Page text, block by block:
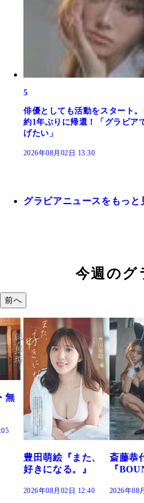
5
俳優としても活動をスタート
約1年ぶりに帰還！「グラビア
げたい」
2026年08月02日 13:30
グラビアニュースをもっと
今週のグ
前へ
萌絵『また、
になる。』
年08月02日 12:40
斎藤恭代
『BOUND』
2026年08月02日 12:35